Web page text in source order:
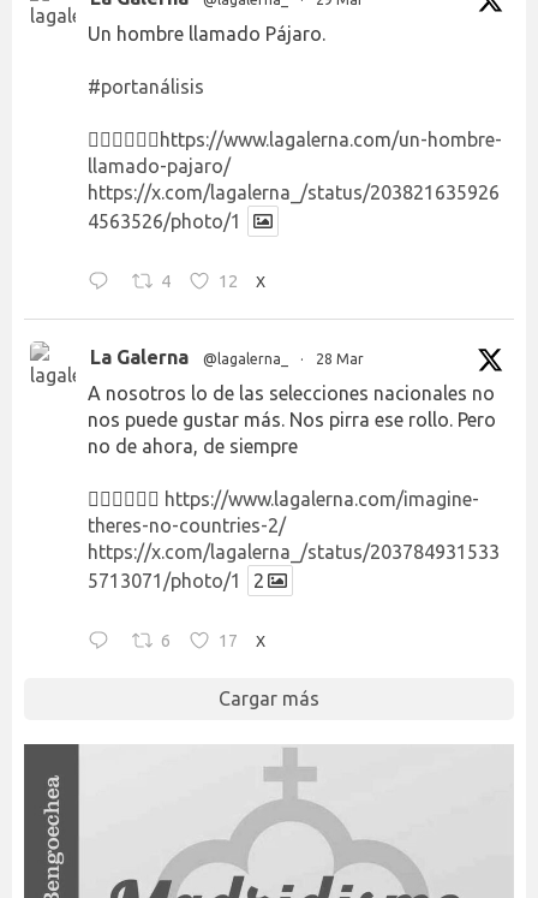
Un hombre llamado Pájaro.
#portanálisis
👉🏻👉🏻👉🏻 https://www.lagalerna.com/un-hombre-
llamado-pajaro/
https://x.com/lagalerna_/status/203821635926
4563526/photo/1
4 12 X
La Galerna @lagalerna_ · 28 Mar
A nosotros lo de las selecciones nacionales no
nos puede gustar más. Nos pirra ese rollo. Pero
no de ahora, de siempre
👉🏻👉🏻👉🏻 https://www.lagalerna.com/imagine-
theres-no-countries-2/
https://x.com/lagalerna_/status/203784931533
5713071/photo/1
2
6 17 X
Cargar más